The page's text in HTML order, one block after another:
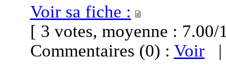
Voir sa fiche :
[ 3 votes, moyenne :
Commentaires (0) : Voir